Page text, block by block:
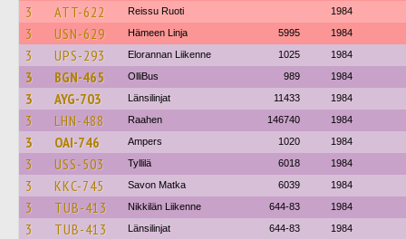
3 ATT-622 Reissu Ruoti 1984
3 USN-629 Hämeen Linja 5995 1984
3 UPS-293 Elorannan Liikenne 1025 1984
3 BGN-465 OlliBus 989 1984
3 AYG-703 Länsilinjat 11433 1984
3 LHN-488 Raahen 146740 1984
3 OAI-746 Ampers 1020 1984
3 USS-503 Tyllilä 6018 1984
3 KKC-745 Savon Matka 6039 1984
3 TUB-413 Nikkilän Liikenne 644-83 1984
3 TUB-413 Länsilinjat 644-83 1984